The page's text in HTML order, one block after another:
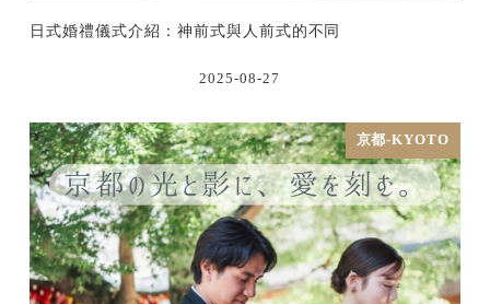
日式婚禮儀式介紹：神前式與人前式的不同
2025-08-27
京都-KYOTO